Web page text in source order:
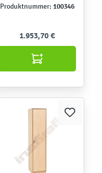
Produktnummer: 100346
1.953,70 €